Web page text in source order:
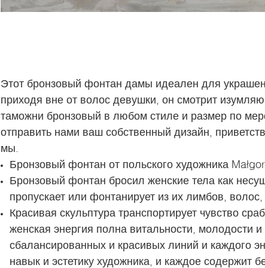
Этот бронзовый фонтан дамы идеален для
приходя вне от волос девушки, он смотрит
таможни бронзовый в любом стиле и размер по
отправить нами ваш собственный дизайн,
мы.
Бронзовый фонтан от польского художника
Бронзовый фонтан бросил женские тела как
пропускает или фонтанирует из их лимбов,
Красивая скульптура транспортирует чувство
женская энергия полна витальности, молодости
сбалансированных и красивых линий и каждого
навык и эстетику художника, и каждое содержит